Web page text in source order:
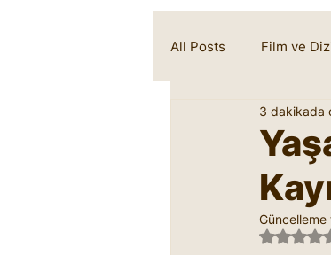
All Posts Film ve
Rüya Sembolleri
3 dakikada
Güncelleme
5